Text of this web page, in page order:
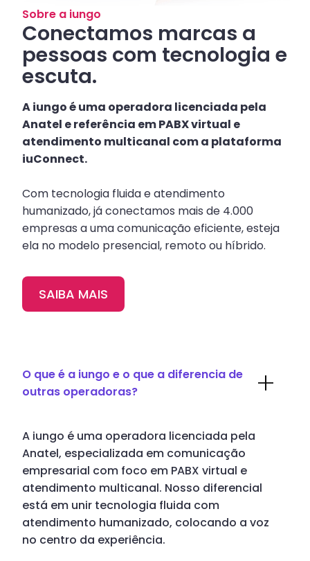
Sobre a iungo
Conectamos marcas a
pessoas com tecnologia e
escuta.
A iungo é uma operadora licenciada pela
Anatel e referência em PABX virtual e
atendimento multicanal com a plataforma
iuConnect.
Com tecnologia fluida e atendimento
humanizado, já conectamos mais de 4.000
empresas a uma comunicação eficiente, esteja
ela no modelo presencial, remoto ou híbrido.
SAIBA MAIS
O que é a iungo e o que a diferencia de
outras operadoras?
A iungo é uma operadora licenciada pela
Anatel, especializada em comunicação
empresarial com foco em PABX virtual e
atendimento multicanal. Nosso diferencial
está em unir tecnologia fluida com
atendimento humanizado, colocando a voz
no centro da experiência.